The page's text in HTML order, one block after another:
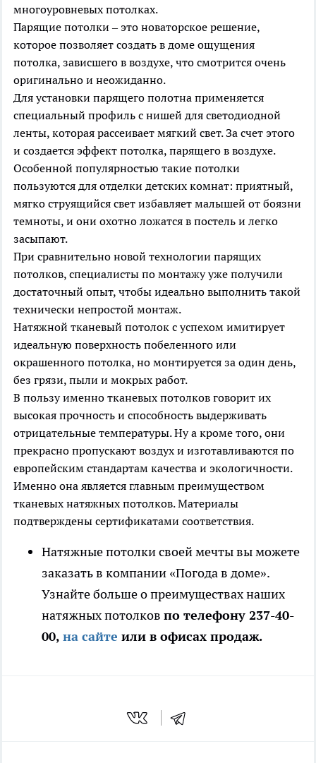
многоуровневых потолках.
Парящие потолки – это новаторское решение,
которое позволяет создать в доме ощущения
потолка, зависшего в воздухе, что смотрится очень
оригинально и неожиданно.
Для установки парящего полотна применяется
специальный профиль с нишей для светодиодной
ленты, которая рассеивает мягкий свет. За счет этого
и создается эффект потолка, парящего в воздухе.
Особенной популярностью такие потолки
пользуются для отделки детских комнат: приятный,
мягко струящийся свет избавляет малышей от боязни
темноты, и они охотно ложатся в постель и легко
засыпают.
При сравнительно новой технологии парящих
потолков, специалисты по монтажу уже получили
достаточный опыт, чтобы идеально выполнить такой
технически непростой монтаж.
Натяжной тканевый потолок с успехом имитирует
идеальную поверхность побеленного или
окрашенного потолка, но монтируется за один день,
без грязи, пыли и мокрых работ.
В пользу именно тканевых потолков говорит их
высокая прочность и способность выдерживать
отрицательные температуры. Ну а кроме того, они
прекрасно пропускают воздух и изготавливаются по
европейским стандартам качества и экологичности.
Именно она является главным преимуществом
тканевых натяжных потолков. Материалы
подтверждены сертификатами соответствия.
Натяжные потолки своей мечты вы можете
заказать в компании «Погода в доме».
Узнайте больше о преимуществах наших
натяжных потолков по телефону 237-40-
00, на сайте или в офисах продаж.